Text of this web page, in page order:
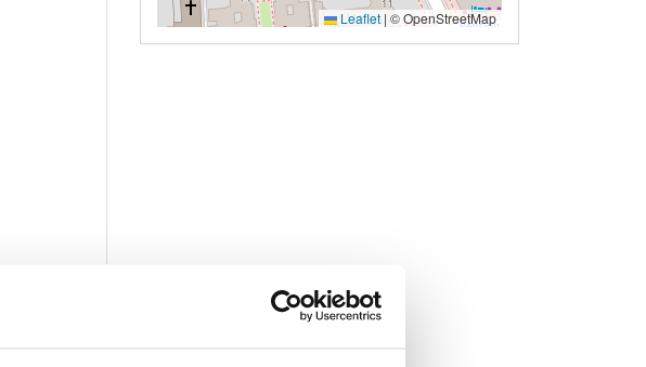
Leaflet | © OpenStreetMap